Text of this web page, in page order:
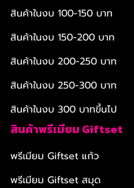
สินค้าในงบ 100-150 บาท
สินค้าในงบ 150-200 บาท
สินค้าในงบ 200-250 บาท
สินค้าในงบ 250-300 บาท
สินค้าในงบ 300 บาทขึ้นไป
สินค้าพรีเมียม Giftset
พรีเมียม Giftset แก้ว
พรีเมียม Giftset สมุด